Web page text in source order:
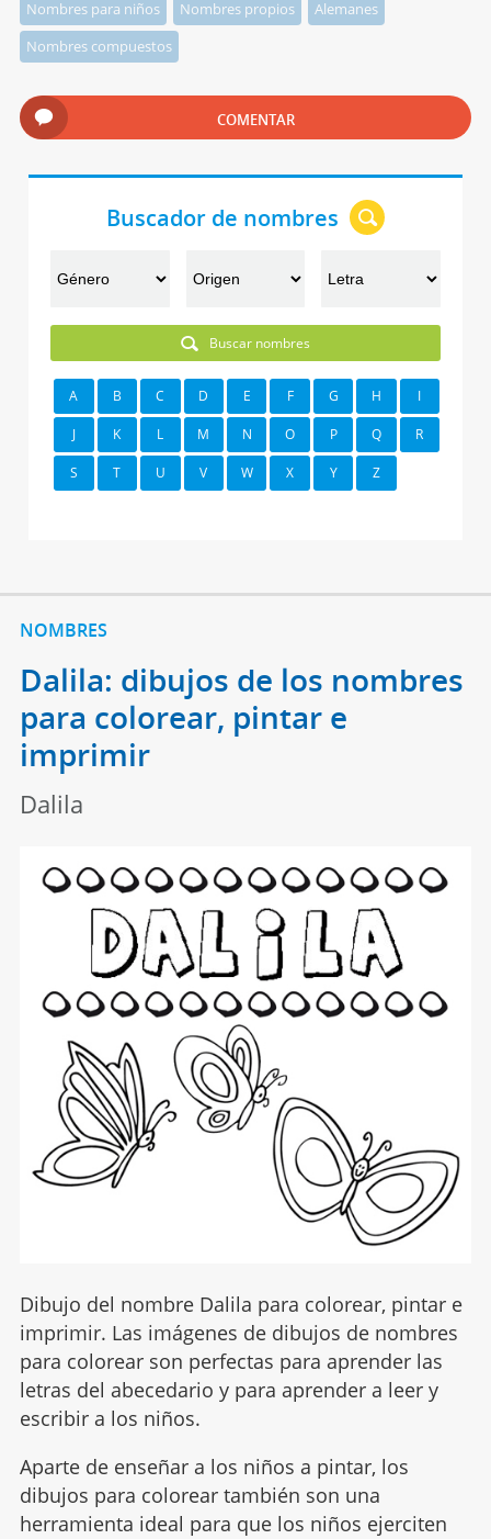
Nombres para niños Nombres propios
Alemanes
Nombres compuestos
COMENTAR
Buscador de nombres
Buscar nombres
A B C D E F G H I
J K L M N O P Q R
S T U V W X Y Z
NOMBRES
Dalila: dibujos de los nombres
para colorear, pintar e
imprimir
Dalila
Dibujo del nombre Dalila para colorear, pintar e
imprimir. Las imágenes de dibujos de nombres
para colorear son perfectas para aprender las
letras del abecedario y para aprender a leer y
escribir a los niños.
Aparte de enseñar a los niños a pintar, los
dibujos para colorear también son una
herramienta ideal para que los niños ejerciten